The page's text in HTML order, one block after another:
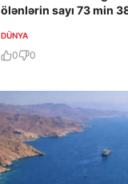
ölənlərin sayı 73 min
DÜNYA
0 0